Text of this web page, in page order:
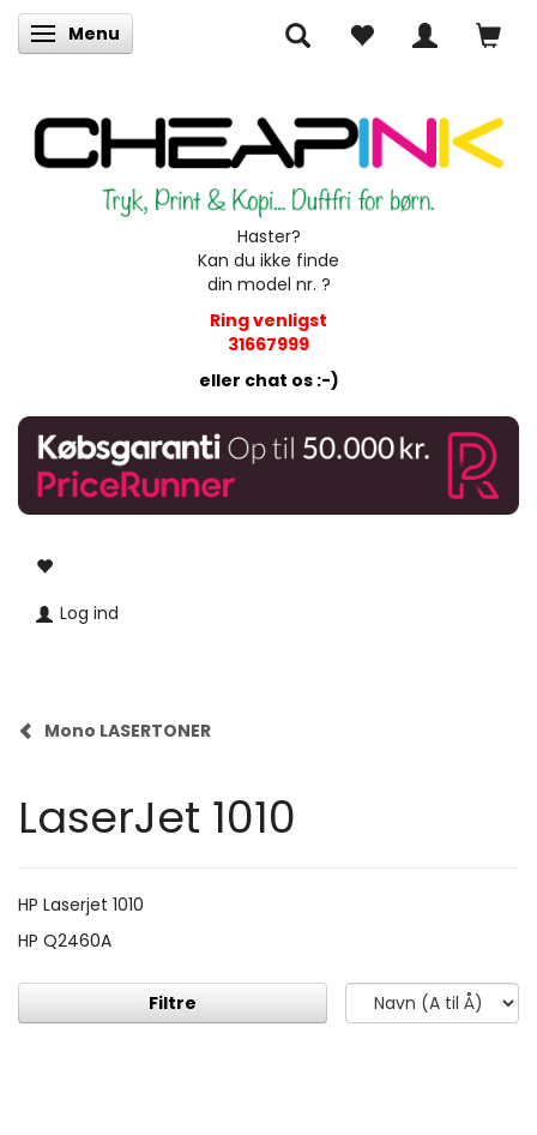
Skifte navigation
Menu
Haster?
Kan du ikke finde
din model nr. ?
Ring venligst
31667999
eller chat os :-)
Log ind
Mono LASERTONER
LaserJet 1010
HP Laserjet 1010
HP Q2460A
Filtre